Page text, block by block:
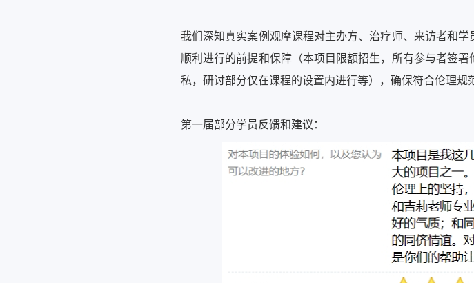
我们深知真实案例观摩课程对主办方、治疗师、来访者和
顺利进行的前提和保障（本项目限额招生，所有参与者签
私，研讨部分仅在课程的设置内进行等），确保符合伦理规
第一届部分学员反馈和建议：